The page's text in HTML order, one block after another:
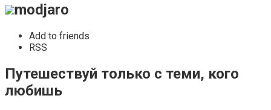
modjaro
Add to friends
RSS
Путешествуй только с теми, кого
любишь